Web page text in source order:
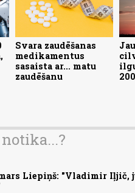
Svara zaudēšanas
medikamentus
sasaista ar... matu
zaudēšanu
Liepiņš: "Vladimir